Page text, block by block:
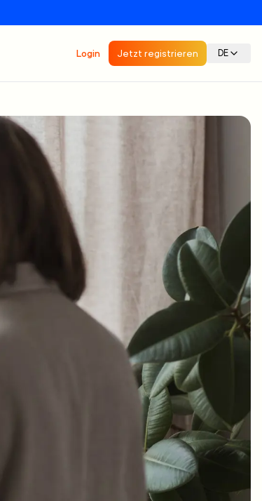
Login Jetzt registrieren DE